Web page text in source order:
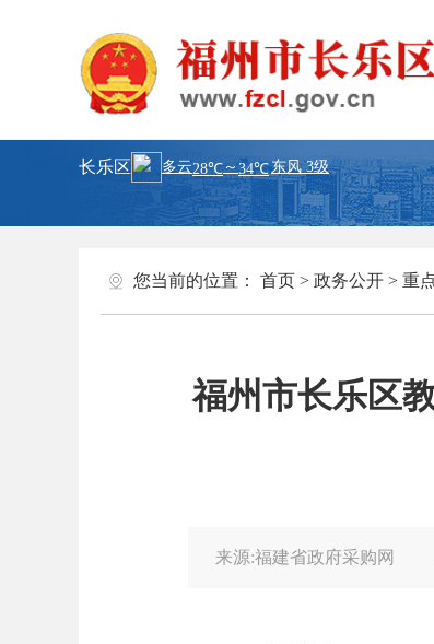
长乐区
您当前的位置： 首页 > 政务公开 > 重
福州市长乐区
来源:福建省政府采购网